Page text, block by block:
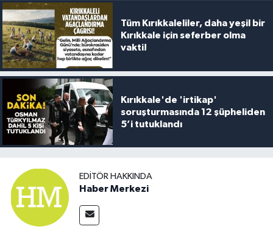
Tüm Kırıkkaleliler, daha yeşil bir
Kırıkkale için seferber olma
vakti!
Kırıkkale'de 'irtikap'
soruşturmasında 12 şüpheliden
5’i tutuklandı
EDITÖR HAKKINDA
Haber Merkezi